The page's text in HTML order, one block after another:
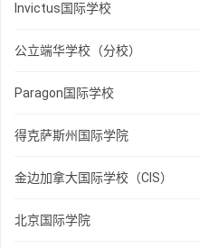
Invictus国际学校
公立端华学校（分校）
Paragon国际学校
得克萨斯州国际学院
金边加拿大国际学校（CIS）
北京国际学院